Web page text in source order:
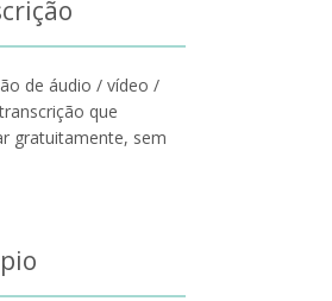
de áudio / vídeo /
que
gratuitamente, sem